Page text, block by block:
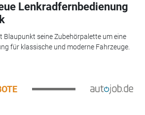
Lenkradfernbedienung
Blaupunkt seine Zubehörpalette um eine
für klassische und moderne Fahrzeuge.